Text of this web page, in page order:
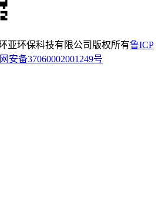
亚环保科技有限公司版权所有鲁ICP
安备37060002001249号